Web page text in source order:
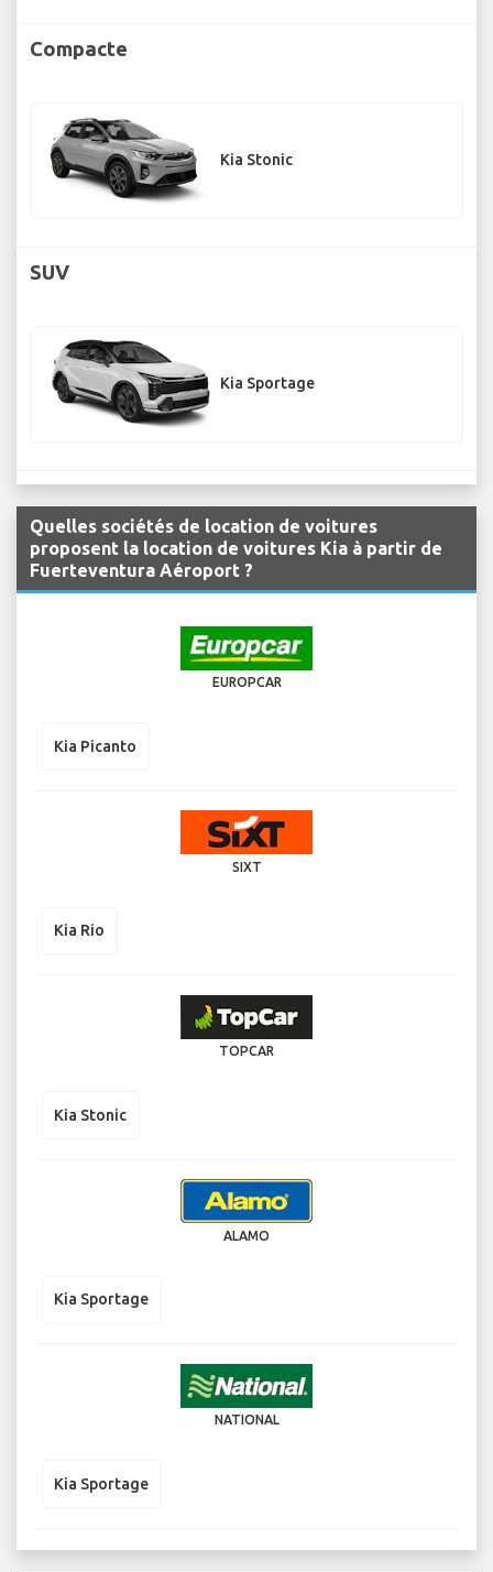
Compacte
Kia Stonic
SUV
Kia Sportage
Quelles sociétés de location de voitures
proposent la location de voitures Kia à partir de
Fuerteventura Aéroport ?
EUROPCAR
Kia Picanto
SIXT
Kia Rio
TOPCAR
Kia Stonic
ALAMO
Kia Sportage
NATIONAL
Kia Sportage